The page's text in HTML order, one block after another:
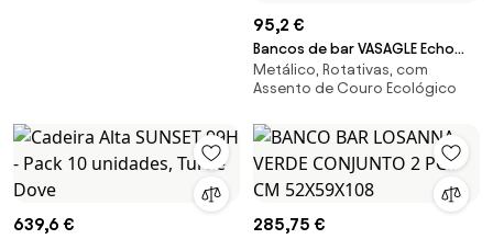
95,2 €
Bancos de bar VASAGLE Echo
Collection ULBC080K01,
conjunto de 2, bancos de
manhã, couro sintético
costurado, 62 cm de altura,
bar doméstico, sala de jantar,
caramelo
Metálico, Rotativas, com
Assento de Couro Ecológico
639,6 € 285,75 €